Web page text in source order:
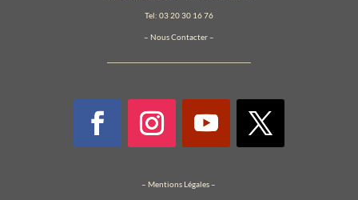
Tel: 03 20 30 16 76
– Nous Contacter–
– Mentions Légales–